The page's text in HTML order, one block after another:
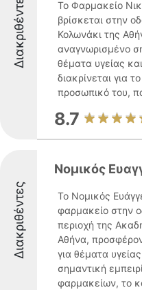
Διακριθέντες
Το Φαρμακείο
βρίσκεται στην
Κολωνάκι της
αναγνωρισμένο
θέματα υγείας
διακρίνεται για
προσωπικό του,
8.7
Διακριθέντες
Νομικός
Το Νομικός
φαρμακείο στην
περιοχή της
Αθήνα,
για θέματα
σημαντική
φαρμακείων, το